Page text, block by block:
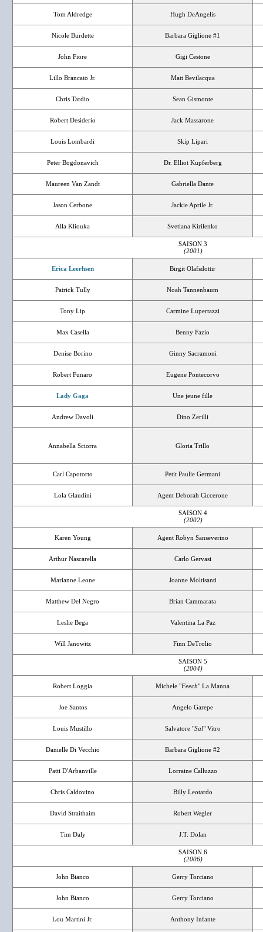
Tom Aldredge Hugh DeAngelis
Nicole Burdette Barbara Giglione #1
John Fiore Gigi Cestone
Lillo Brancato Jr. Matt Bevilacqua
Chris Tardio Sean Gismonte
Robert Desiderio Jack Massarone
Louis Lombardi Skip Lipari
Peter Bogdonavich Dr. Elliot Kupferberg
Maureen Van Zandt Gabriella Dante
Jason Cerbone Jackie Aprile Jr.
Alla Kliouka Svetlana Kirilenko
SAISON 3
(2001)
Erica Leerhsen Birgit Olafsdottir
Patrick Tully Noah Tannenbaum
Tony Lip Carmine Lupertazzi
Max Casella Benny Fazio
Denise Borino Ginny Sacramoni
Robert Funaro Eugene Pontecorvo
Lady Gaga Une jeune fille
Andrew Davoli Dino Zerilli
Annabella Sciorra Gloria Trillo
Carl Capotorto Petit Paulie Germani
Lola Glaudini Agent Deborah Ciccerone
SAISON 4
(2002)
Karen Young Agent Robyn Sanseverino
Arthur Nascarella Carlo Gervasi
Marianne Leone Joanne Moltisanti
Matthew Del Negro Brian Cammarata
Leslie Bega Valentina La Paz
Will Janowitz Finn DeTrolio
SAISON 5
(2004)
Robert Loggia Michele "Feech" La Manna
Joe Santos Angelo Garepe
Louis Mustillo Salvatore "Sal" Vitro
Danielle Di Vecchio Barbara Giglione #2
Patti D'Arbanville Lorraine Calluzzo
Chris Caldovino Billy Leotardo
David Straithaim Robert Wegler
Tim Daly J.T. Dolan
SAISON 6
(2006)
John Bianco Gerry Torciano
John Bianco Gerry Torciano
Lou Martini Jr. Anthony Infante